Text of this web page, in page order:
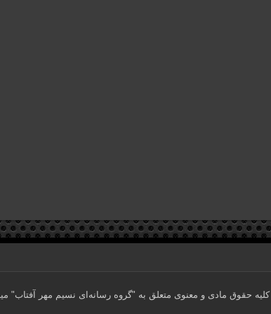
کلیه حقوق مادی و معنوی متعلق به "گروه رسانه‌ای نسیم مهر آفتاب" می‎باشد. ساخته شده با